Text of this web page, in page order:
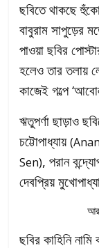
ছবিতে থাকছে
বাবুরাম সাপুড়ের
পাওয়া ছবির
হলেও তার তলায়
কাজেই গল্পে
ঋতুপর্ণা ছাড়াও
চট্টোপাধ্যায়
Sen), পরান
দেবপ্রিয়
ছবির কাহিনি